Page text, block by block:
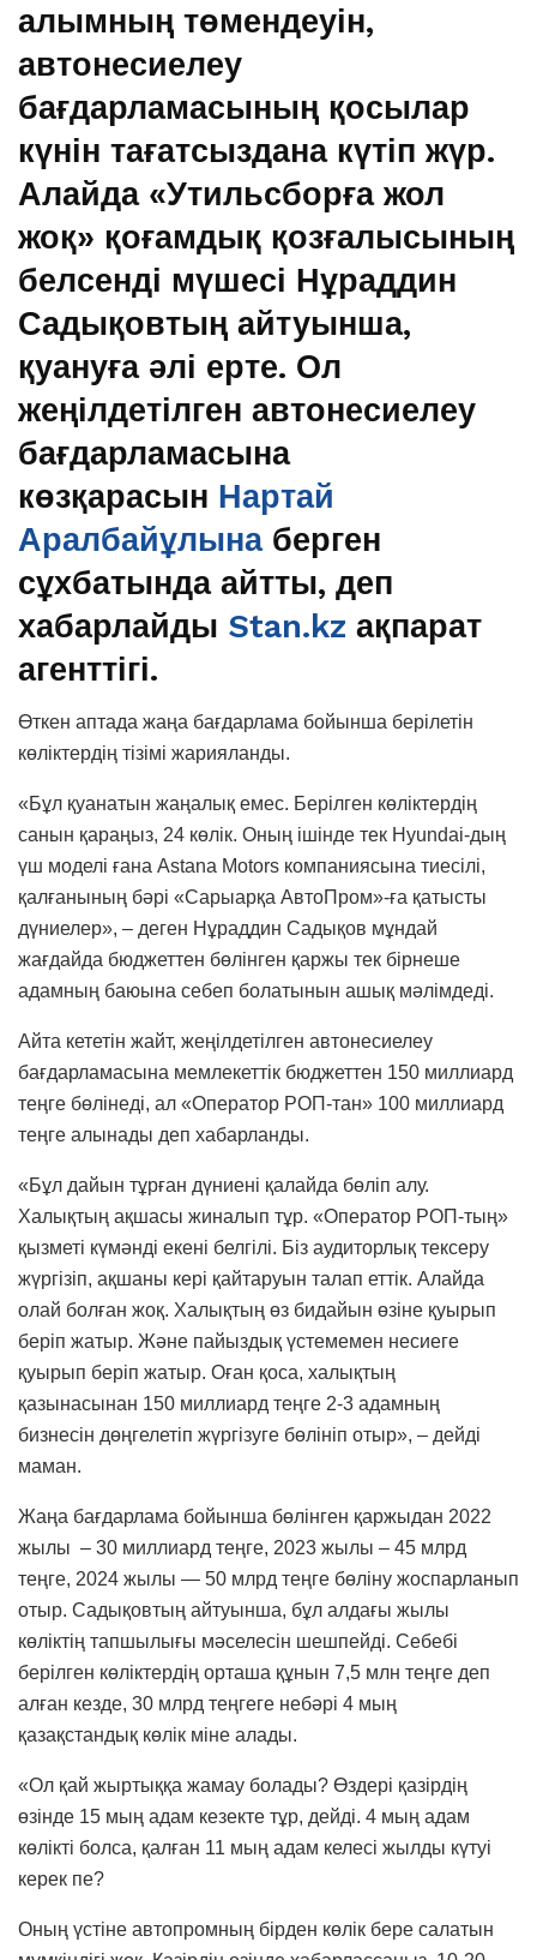
алымның төмендеуін,
автонесиелеу
бағдарламасының қосылар
күнін тағатсыздана күтіп жүр.
Алайда «Утильсборға жол
жоқ» қоғамдық қозғалысының
белсенді мүшесі Нұраддин
Садықовтың айтуынша,
қуануға әлі ерте. Ол
жеңілдетілген автонесиелеу
бағдарламасына
көзқарасын Нартай
Аралбайұлынаберген
сұхбатында айтты, деп
хабарлайды Stan.kz ақпарат
агенттігі.
Өткен аптада жаңа бағдарлама бойынша берілетін
көліктердің тізімі жарияланды.
«Бұл қуанатын жаңалық емес. Берілген көліктердің
санын қараңыз, 24 көлік. Оның ішінде тек Hyundai-дың
үш моделі ғана Astana Motors компаниясына тиесілі,
қалғанының бәрі «Сарыарқа АвтоПром»-ға қатысты
дүниелер», – деген Нұраддин Садықов мұндай
жағдайда бюджеттен бөлінген қаржы тек бірнеше
адамның баюына себеп болатынын ашық мәлімдеді.
Айта кететін жайт, жеңілдетілген автонесиелеу
бағдарламасына мемлекеттік бюджеттен 150 миллиард
теңге бөлінеді, ал «Оператор РОП-тан» 100 миллиард
теңге алынады деп хабарланды.
«Бұл дайын тұрған дүниені қалайда бөліп алу.
Халықтың ақшасы жиналып тұр. «Оператор РОП-тың»
қызметі күмәнді екені белгілі. Біз аудиторлық тексеру
жүргізіп, ақшаны кері қайтаруын талап еттік. Алайда
олай болған жоқ. Халықтың өз бидайын өзіне қуырып
беріп жатыр. Және пайыздық үстемемен несиеге
қуырып беріп жатыр. Оған қоса, халықтың
қазынасынан 150 миллиард теңге 2-3 адамның
бизнесін дөңгелетіп жүргізуге бөлініп отыр», – дейді
маман.
Жаңа бағдарлама бойынша бөлінген қаржыдан 2022
жылы – 30 миллиард теңге, 2023 жылы – 45 млрд
теңге, 2024 жылы — 50 млрд теңге бөліну жоспарланып
отыр. Садықовтың айтуынша, бұл алдағы жылы
көліктің тапшылығы мәселесін шешпейді. Себебі
берілген көліктердің орташа құнын 7,5 млн теңге деп
алған кезде, 30 млрд теңгеге небәрі 4 мың
қазақстандық көлік міне алады.
«Ол қай жыртыққа жамау болады? Өздері қазірдің
өзінде 15 мың адам кезекте тұр, дейді. 4 мың адам
көлікті болса, қалған 11 мың адам келесі жылды күтуі
керек пе?
Оның үстіне автопромның бірден көлік бере салатын